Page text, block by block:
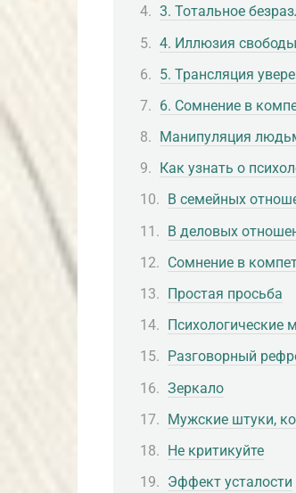
3. Тотальное
4. Иллюзия
5. Трансляция
6. Сомнение в
Манипуляция
Как узнать о
В семейных
В деловых
Сомнение в
Простая просьба
Психологические
Разговорный
Зеркало
Мужские штуки,
Не критикуйте
Эффект усталости